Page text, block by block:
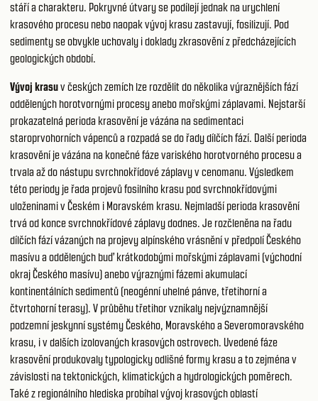
stáří a charakteru. Pokryvné útvary se podílejí jednak na urychlení
krasového procesu nebo naopak vývoj krasu zastavují, fosilizují. Pod
sedimenty se obvykle uchovaly i doklady zkrasovění z předcházejících
geologických období.
Vývoj krasuv českých zemích lze rozdělit do několika výraznějších fází
oddělených horotvornými procesy anebo mořskými záplavami. Nejstarší
prokazatelná perioda krasovění je vázána na sedimentaci
staroprvohorních vápenců a rozpadá se do řady dílčích fází. Další perioda
krasovění je vázána na konečné fáze variského horotvorného procesu a
trvala až do nástupu svrchnokřídové záplavy v cenomanu. Výsledkem
této periody je řada projevů fosilního krasu pod svrchnokřídovými
uloženinami v Českém i Moravském krasu. Nejmladší perioda krasovění
trvá od konce svrchnokřídové záplavy dodnes. Je rozčleněna na řadu
dílčích fází vázaných na projevy alpínského vrásnění v předpolí Českého
masívu a oddělených buď krátkodobými mořskými záplavami (východní
okraj Českého masívu) anebo výraznými fázemi akumulací
kontinentálních sedimentů (neogénní uhelné pánve, třetihorní a
čtvrtohorní terasy). V průběhu třetihor vznikaly nejvýznamnější
podzemní jeskynní systémy Českého, Moravského a Severomoravského
krasu, i v dalších izolovaných krasových ostrovech. Uvedené fáze
krasovění produkovaly typologicky odlišné formy krasu a to zejména v
závislosti na tektonických, klimatických a hydrologických poměrech.
Také z regionálního hlediska probíhal vývoj krasových oblastí